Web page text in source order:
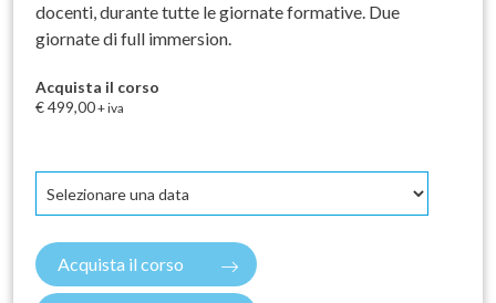
docenti, durante tutte le giornate formative. Due
giornate di full immersion.
Acquista il corso
€ 499,00+ iva
Acquista il corso